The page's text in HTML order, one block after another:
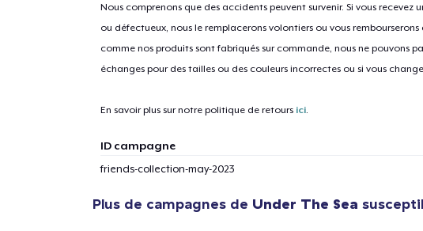
Nous comprenons que des accidents peuvent survenir. Si vous
ou défectueux, nous le remplacerons volontiers ou vous rembourserons
comme nos produits sont fabriqués sur commande, nous ne pouvons
échanges pour des tailles ou des couleurs incorrectes ou si vous
En savoir plus sur notre politique de retours ici.
ID campagne
friends-collection-may-2023
Plus de campagnes de Under The Sea